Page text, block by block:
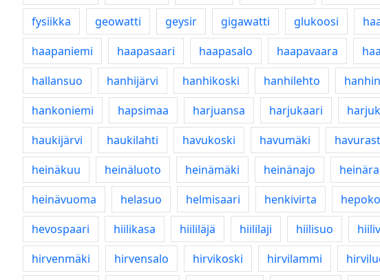
fysiikka
geowatti geysir gigawatti glukoosi
haapaniemi
haapasaari haapasalo haapavaara
hallansuo
hanhijärvi hanhikoski hanhilehto
hankoniemi
hapsimaa harjuansa harjukaari
haukijärvi
haukilahti havukoski havumäki
heinäkuu
heinäluoto heinämäki heinänajo
heinävuoma
helasuo helmisaari henkivirta
hevospaari
hiilikasa hiililäjä hiililaji hiilisuo
hirvenmäki
hirvensalo hirvikoski hirvilammi